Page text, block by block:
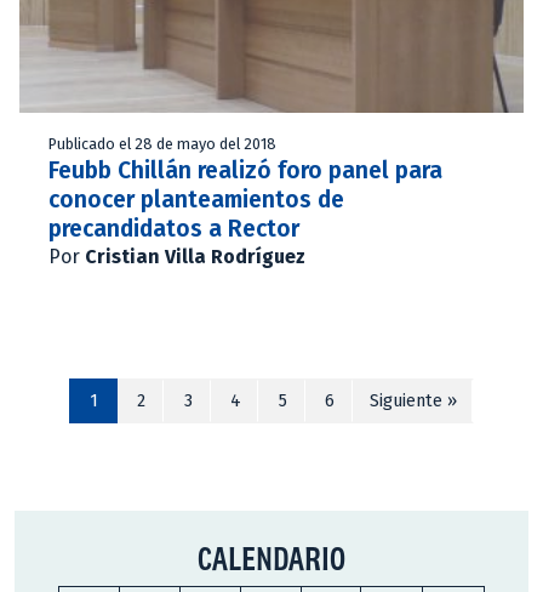
Publicado el 28 de mayo del 2018
Feubb Chillán realizó foro panel para
conocer planteamientos de
precandidatos a Rector
Por Cristian Villa Rodríguez
1 2 3 4 5 6 Siguiente »
CALENDARIO